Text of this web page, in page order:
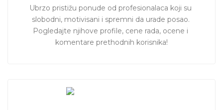
Ubrzo pristižu ponude od profesionalaca koji su
slobodni, motivisani i spremni da urade posao.
Pogledajte njihove profile, cene rada, ocene i
komentare prethodnih korisnika!